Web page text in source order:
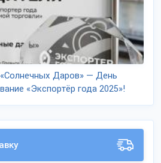
Даров» — День
«Экспортёр года 2025»!